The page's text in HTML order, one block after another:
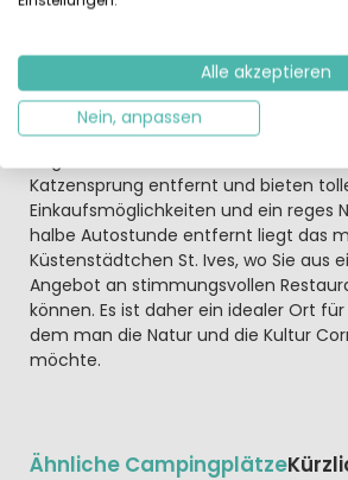
Auch die Umgebung des Parks ist
Sandstrände der Küste Cornwalls sind
Minuten entfernt. In der Umgebung
Wander- und Radwege, und man
Katzensprung entfernt und bieten
Einkaufsmöglichkeiten und ein reges
halbe Autostunde entfernt liegt das
Küstenstädtchen St. Ives, wo Sie aus
Angebot an stimmungsvollen
können. Es ist daher ein idealer Ort
dem man die Natur und die Kultur
möchte.
Ähnliche Campingplätze
Alle akzeptieren
Nein, anpassen